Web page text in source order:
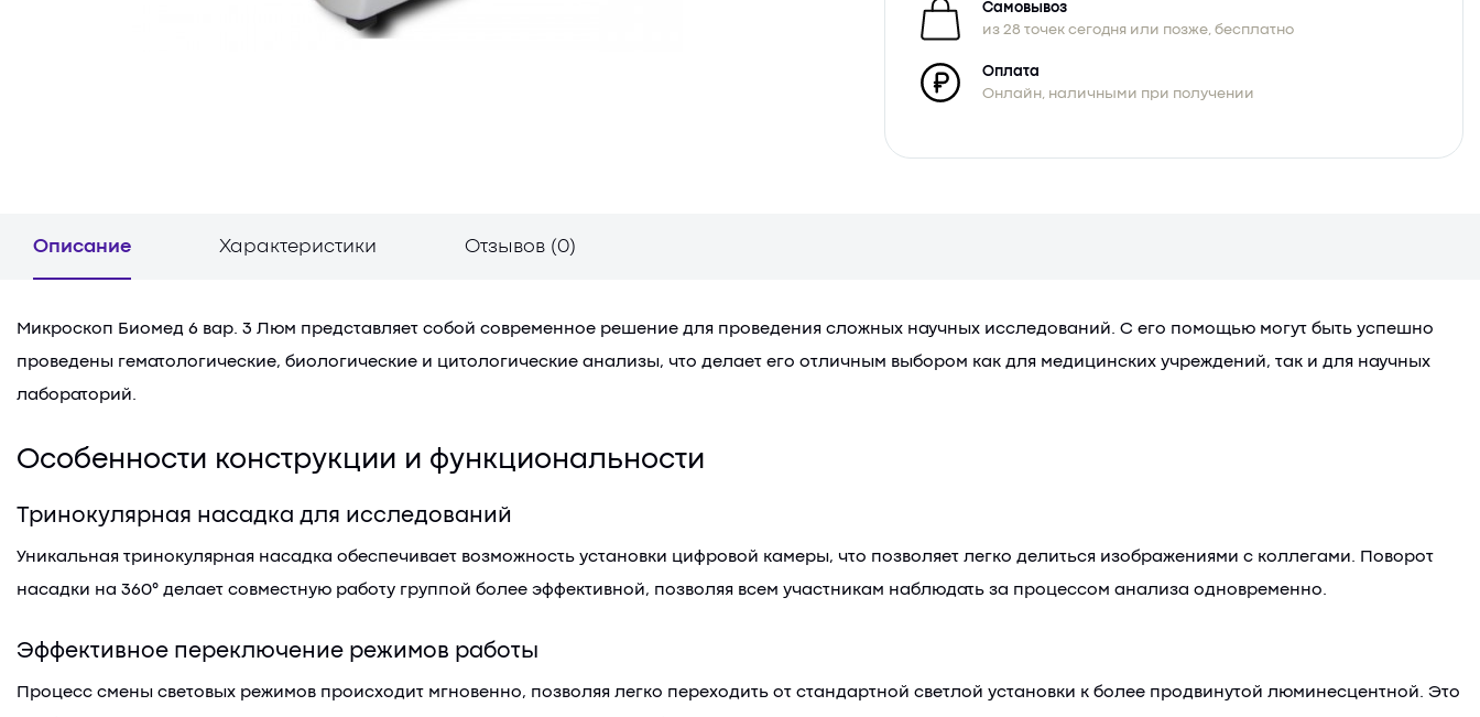
Самовывоз
из 28 точек сегодня или позже, бесплатно
Оплата
Онлайн, наличными при получении
Описание Характеристики Отзывов (0)
Микроскоп Биомед 6 вар. 3 Люм представляет собой современное решение для проведения сложных научных исследований. С его помощью могут быть успешно
проведены гематологические, биологические и цитологические анализы, что делает его отличным выбором как для медицинских учреждений, так и для научных
лабораторий.
Особенности конструкции и функциональности
Тринокулярная насадка для исследований
Уникальная тринокулярная насадка обеспечивает возможность установки цифровой камеры, что позволяет легко делиться изображениями с коллегами. Поворот
насадки на 360° делает совместную работу группой более эффективной, позволяя всем участникам наблюдать за процессом анализа одновременно.
Эффективное переключение режимов работы
Процесс смены световых режимов происходит мгновенно, позволяя легко переходить от стандартной светлой установки к более продвинутой люминесцентной. Это